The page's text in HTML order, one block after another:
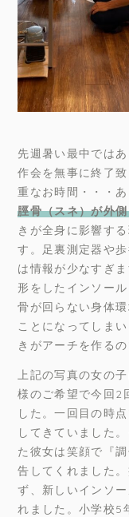
先週暑い最中では
作会を無事に終了
重なお時間・・・
脛骨（スネ）が外
きが全身に影響す
す。足裏測定器や
は情報が少なすぎ
形をしたインソール
骨が回らない身体
ことになってしま
きがアーチを作るの
上記の写真の女の
様のご希望で今回2
した。一回目の時
してきていました
た彼女は笑顔で『
告してくれました
ず、新しいインソ
れました。小学校5